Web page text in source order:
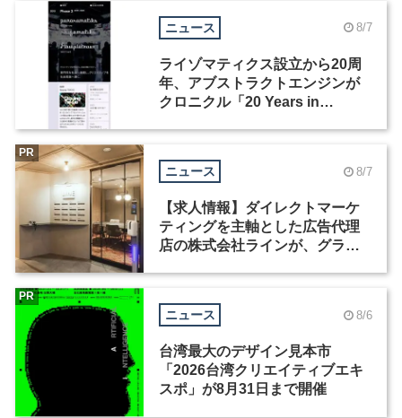
ニュース 8/7
ライゾマティクス設立から20周
年、アブストラクトエンジンが
クロニクル「20 Years in
ニュース 8/7
【求人情報】ダイレクトマーケ
ティングを主軸とした広告代理
店の株式会社ラインが、グラフ
PR
ニュース 8/6
台湾最大のデザイン見本市
「2026台湾クリエイティブエキ
スポ」が8月31日まで開催
PR